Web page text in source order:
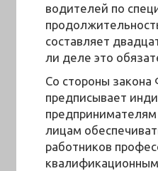
водителей по
составляет
ли деле это
Со стороны
предписывает
лицам
работников